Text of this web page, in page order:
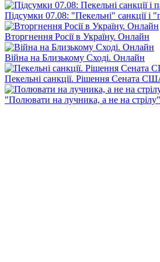
Підсумки 07.08: "Пекельні" санкції і
Вторгнення Росії в Україну. Онлайн
Війна на Близькому Сході. Онлайн
Пекельні санкції. Рішення Сената
"Полювати на лучника, а не на